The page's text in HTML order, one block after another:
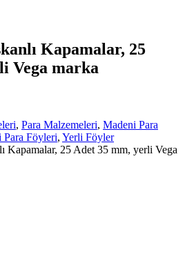
Kapamalar, 25
Vega marka
, Para Malzemeleri, Madeni Para
Para Föyleri, Yerli Föyler
Kapamalar, 25 Adet 35 mm, yerli Vega